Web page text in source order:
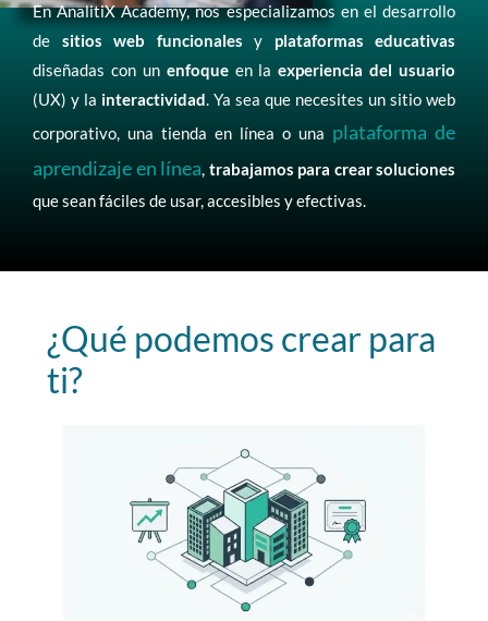
En AnalitiX Academy, nos especializamos en el desarrollo
de sitios web funcionales y plataformas educativas
diseñadas con un enfoqueen laexperiencia del usuario
(UX) y la interactividad. Ya sea que necesites un sitio web
corporativo, una tienda en línea o una plataforma de
aprendizaje en línea, trabajamos para crear soluciones
que sean fáciles de usar, accesibles y efectivas.
¿Qué podemos crear para
ti?